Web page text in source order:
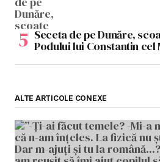
Seceta de pe Dunăre,
Podului lui Constantin cel
ALTE ARTICOLE CONEXE